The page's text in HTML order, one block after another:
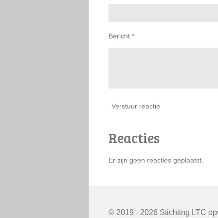
Bericht *
Verstuur reactie
Reacties
Er zijn geen reacties geplaatst.
© 2019 - 2026 Stichting LTC